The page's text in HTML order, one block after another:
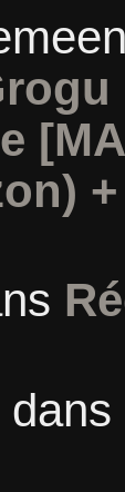
dans